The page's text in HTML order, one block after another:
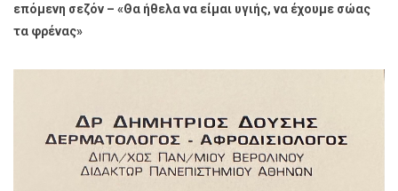
επόμενη σεζόν – «Θα ήθελα να είμαι υγιής, να έχουμε σώας
τα φρένας»